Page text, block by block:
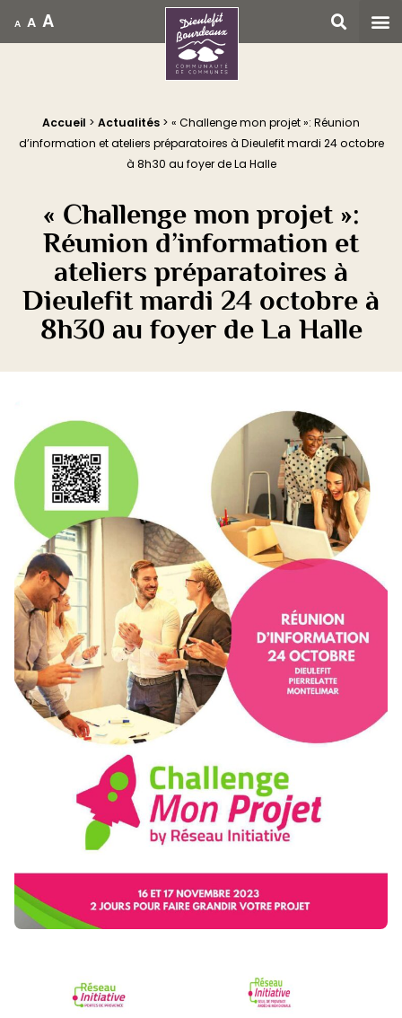
A A A
Accueil > Actualités > « Challenge mon projet »: Réunion
d’information et ateliers préparatoires à Dieulefit mardi 24 octobre
à 8h30 au foyer de La Halle
« Challenge mon projet »:
Réunion d’information et
ateliers préparatoires à
Dieulefit mardi 24 octobre à
8h30 au foyer de La Halle